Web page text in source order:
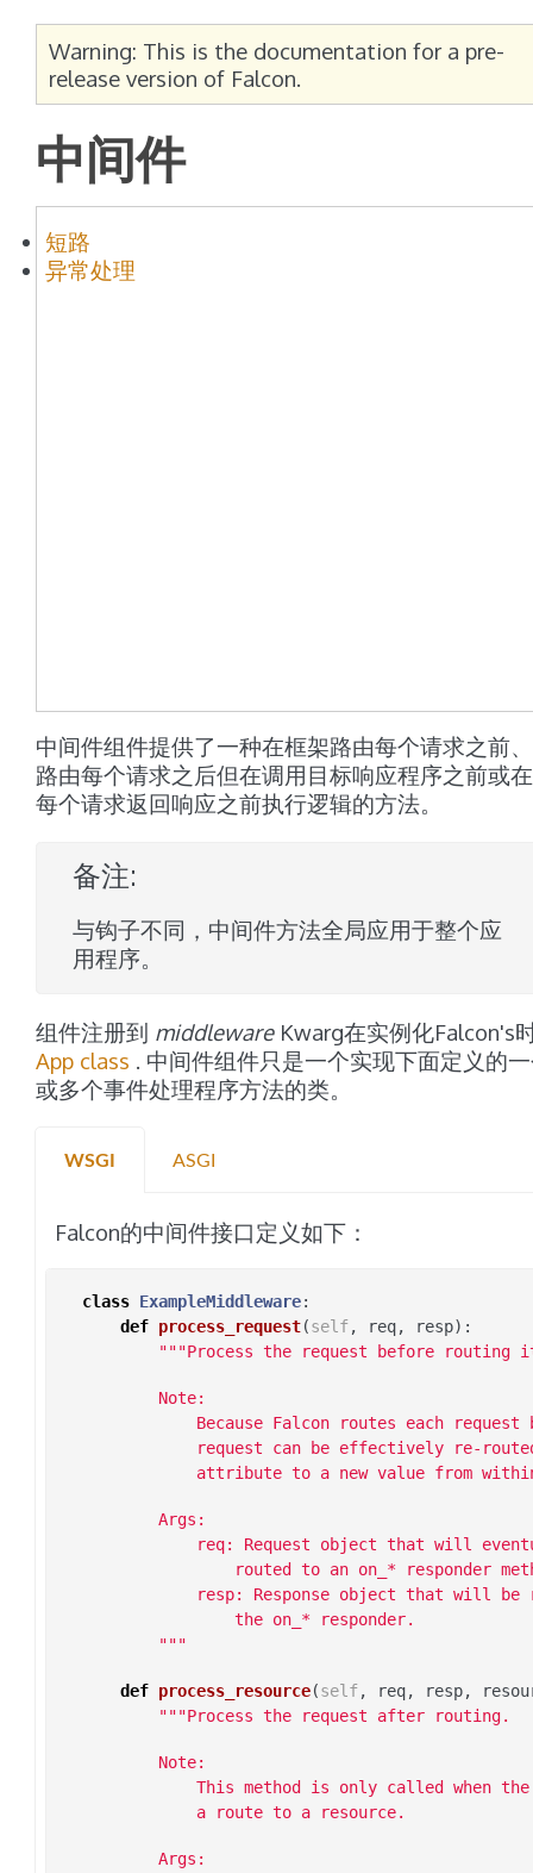
Warning: This is the documentation for a pre-
release version of Falcon.
中间件
短路
异常处理
中间件组件提供了一种在框架路由每个请求之前
路由每个请求之后但在调用目标响应程序之前或
每个请求返回响应之前执行逻辑的方法。
备注
与钩子不同，中间件方法全局应用于整个应
用程序。
组件注册到 middlewareKwarg在实例化Falcon's
App class . 中间件组件只是一个实现下面定义的
或多个事件处理程序方法的类。
WSGI ASGI
Falcon的中间件接口定义如下：
class ExampleMiddleware:
def process_request(self, req, resp):
"""Process the request before routing
        Note:
Because Falcon routes each request
request can be effectively re-
attribute to a new value from
        Args:
req: Request object that will
routed to an on_* responder
resp: Response object that will be
                the on_* responder.
        """
def process_resource(self, req, resp,
"""Process the request after routing.
        Note:
This method is only called when
            a route to a resource.
        Args: